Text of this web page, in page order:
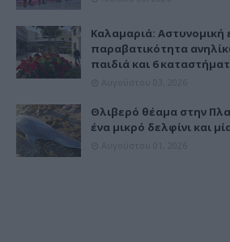
Καλαμαριά: Αστυνομική
παραβατικότητα
παιδιά και 6
Θλιβερό θέαμα στην
ένα μικρό δελφίνι και